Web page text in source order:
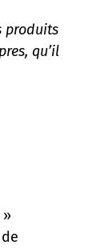
produits
qu’il
»